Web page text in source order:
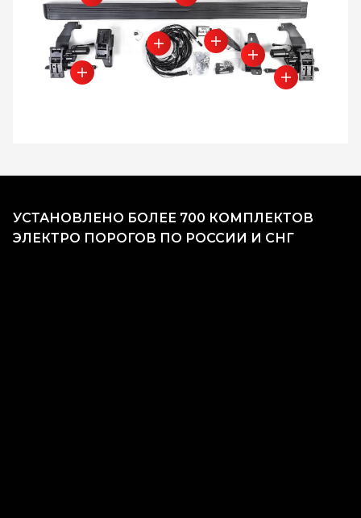
УСТАНОВЛЕНО БОЛЕЕ 700 КОМПЛЕКТОВ
ЭЛЕКТРО ПОРОГОВ ПО РОССИИ И СНГ